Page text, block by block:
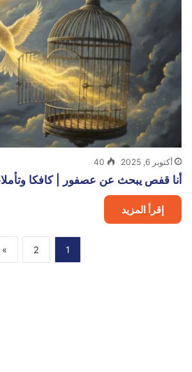
أكتوبر 6, 2025 40
أنا قفص يبحث عن عصفور | كافكا
إقرأ المزيد
1
2
»